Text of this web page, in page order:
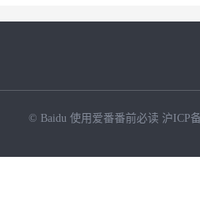
© Baidu 使用爱番番前必读 沪ICP